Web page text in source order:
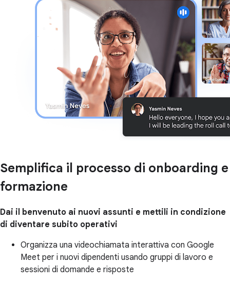
Semplifica il processo di onboarding e
formazione
Dai il benvenuto ai nuovi assunti e mettili in condizione
di diventare subito operativi
Organizza una videochiamata interattiva con Google
Meet per i nuovi dipendenti usando gruppi di lavoro e
sessioni di domande e risposte